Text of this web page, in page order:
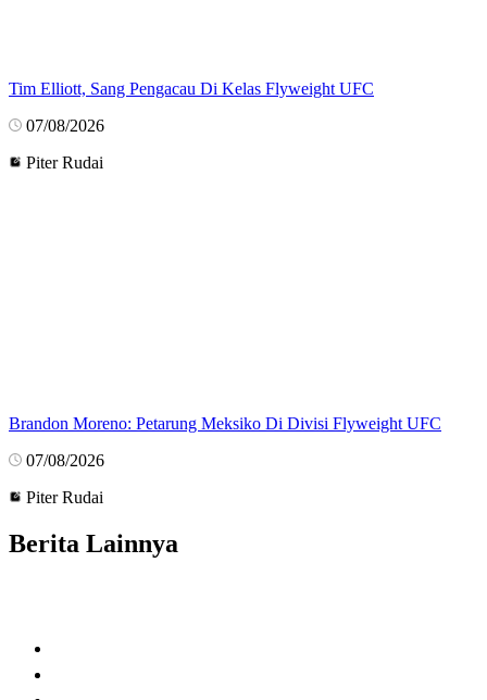
Tim Elliott, Sang Pengacau Di Kelas Flyweight UFC
07/08/2026
Piter Rudai
Brandon Moreno: Petarung Meksiko Di Divisi Flyweight UFC
07/08/2026
Piter Rudai
Berita Lainnya